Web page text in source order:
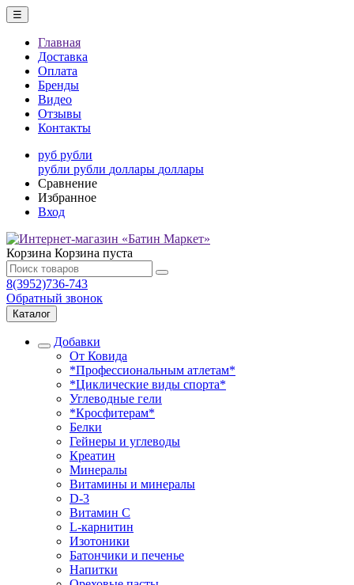
☰
Главная
Доставка
Оплата
Бренды
Видео
Отзывы
Контакты
руб рубли
рубли рубли доллары доллары
Сравнение
Избранное
Вход
Корзина Корзина пуста
8(3952)736-743
Обратный звонок
Каталог
Добавки
От Ковида
*Профессиональным атлетам*
*Циклические виды спорта*
Углеводные гели
*Кросфитерам*
Белки
Гейнеры и углеводы
Креатин
Минералы
Витамины и минералы
D-3
Витамин С
L-карнитин
Изотоники
Батончики и печенье
Напитки